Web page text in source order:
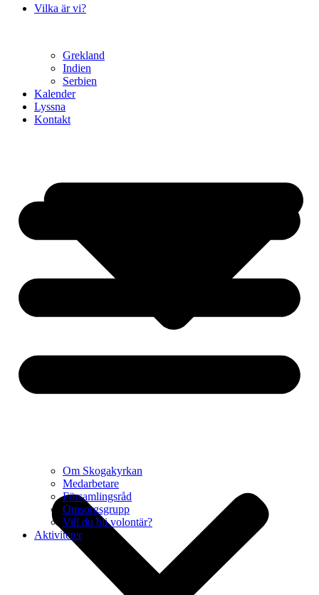
Grekland
Indien
Serbien
Kalender
Lyssna
Kontakt
Vilka är vi?
Om Skogakyrkan
Medarbetare
Församlingsråd
Omsorgsgrupp
Vill du bli volontär?
Aktiviteter